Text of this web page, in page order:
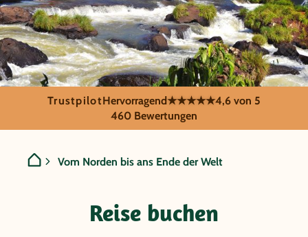
GRUPPENREISE:
Argentinien - Vom
TrustpilotHervorragend★★★★★4,6 von 5
460 Bewertungen
Vom Norden bis ans Ende der Welt
Reise buchen